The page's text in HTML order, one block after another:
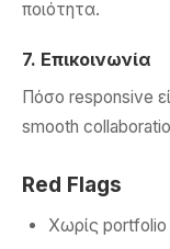
ποιότητα.
7. Επικοινωνία
Πόσο responsive
smooth
Red Flags
Χωρίς portfolio